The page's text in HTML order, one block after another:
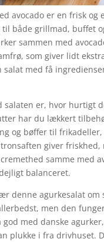
avocado er en frisk og
til både grillmad, buffet
sammen med
som giver lidt
salat med få
salaten er, hvor hurtigt
har du lækkert
og bøffer til
giver friskhed,
samme med
balanceret.
denne agurkesalat om
men den
god med danske
plukke i fra drivhuset.